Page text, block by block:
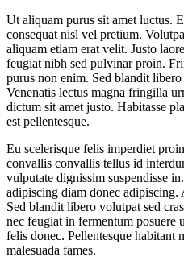
Ut aliquam purus sit amet luctus.
consequat nisl vel pretium.
aliquam etiam erat velit. Justo
feugiat nibh sed pulvinar proin.
purus non enim. Sed blandit
Venenatis lectus magna fringilla
dictum sit amet justo. Habitasse
est pellentesque.
Eu scelerisque felis imperdiet
convallis convallis tellus id
vulputate dignissim suspendisse
adipiscing diam donec adipiscing.
Sed blandit libero volutpat sed
nec feugiat in fermentum posuere
felis donec. Pellentesque habitant
malesuada fames.